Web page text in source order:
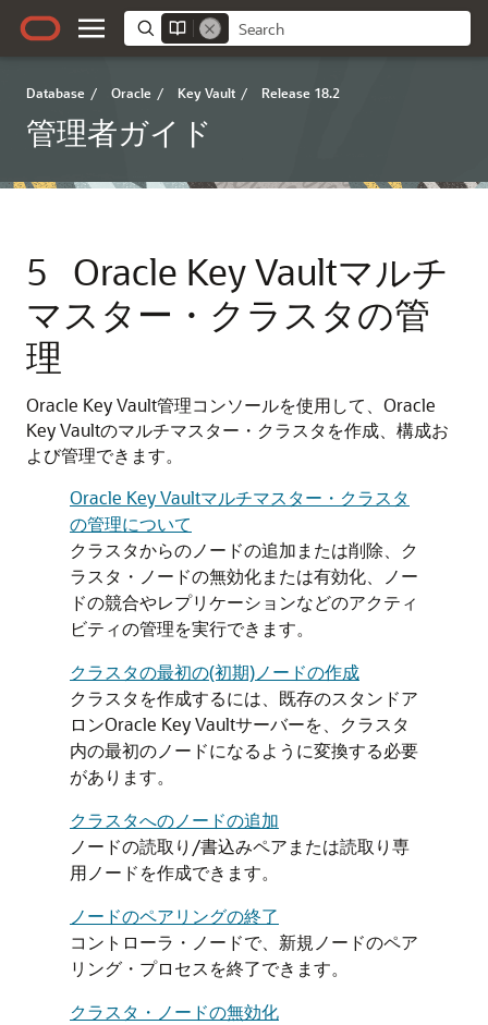
Database / Oracle / Key Vault / Release 18.2
管理者ガイド
5
Oracle Key Vaultマルチ
マスター・クラスタの管
理
Oracle Key Vault管理コンソールを使用して、Oracle
Key Vaultのマルチマスター・クラスタを作成、構成お
よび管理できます。
Oracle Key Vaultマルチマスター・クラスタ
の管理について
クラスタからのノードの追加または削除、ク
ラスタ・ノードの無効化または有効化、ノー
ドの競合やレプリケーションなどのアクティ
ビティの管理を実行できます。
クラスタの最初の(初期)ノードの作成
クラスタを作成するには、既存のスタンドア
ロンOracle Key Vaultサーバーを、クラスタ
内の最初のノードになるように変換する必要
があります。
クラスタへのノードの追加
ノードの読取り/書込みペアまたは読取り専
用ノードを作成できます。
ノードのペアリングの終了
コントローラ・ノードで、新規ノードのペア
リング・プロセスを終了できます。
クラスタ・ノードの無効化